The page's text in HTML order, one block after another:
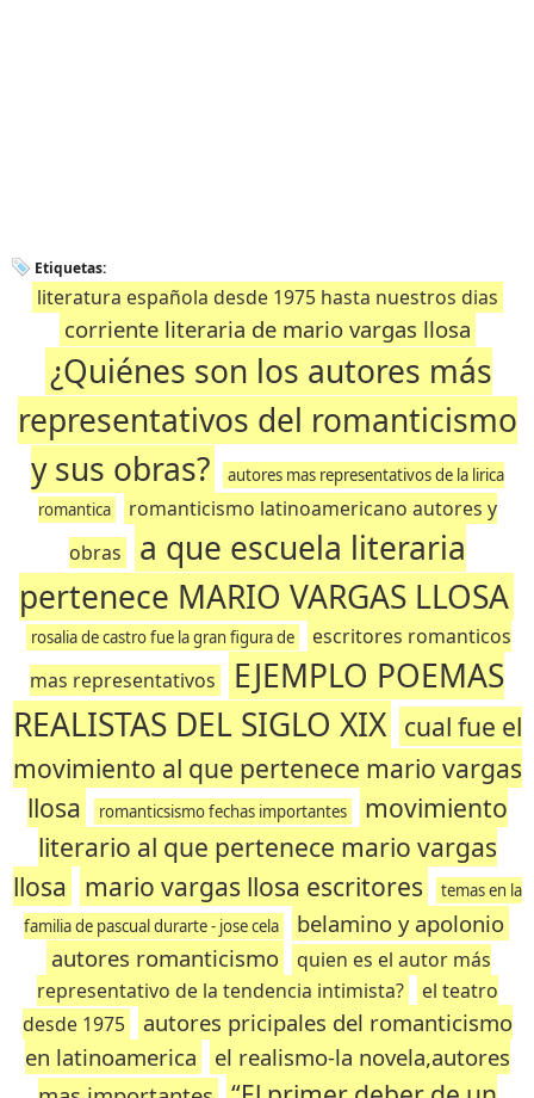
Etiquetas:
literatura española desde 1975 hasta nuestros dias
corriente literaria de mario vargas llosa
¿Quiénes son los autores más
representativos del romanticismo
y sus obras?
autores mas representativos de la lirica
romantica
romanticismo latinoamericano autores y
obras
a que escuela literaria
pertenece MARIO VARGAS LLOSA
rosalia de castro fue la gran figura de
escritores romanticos
mas representativos
EJEMPLO POEMAS
REALISTAS DEL SIGLO XIX cual fue el
movimiento al que pertenece mario vargas
llosa
romanticsismo fechas importantes
movimiento
literario al que pertenece mario vargas
llosa mario vargas llosa escritores
temas en la
familia de pascual durarte - jose cela
belamino y apolonio
autores romanticismo
quien es el autor más
representativo de la tendencia intimista?
el teatro
desde 1975
autores pricipales del romanticismo
en latinoamerica
el realismo-la novela,autores